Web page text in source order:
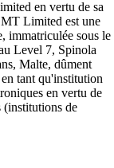
en vertu de sa
Limited est une
immatriculée sous le
Level 7, Spinola
Malte, dûment
tant qu'institution
en vertu de
(institutions de